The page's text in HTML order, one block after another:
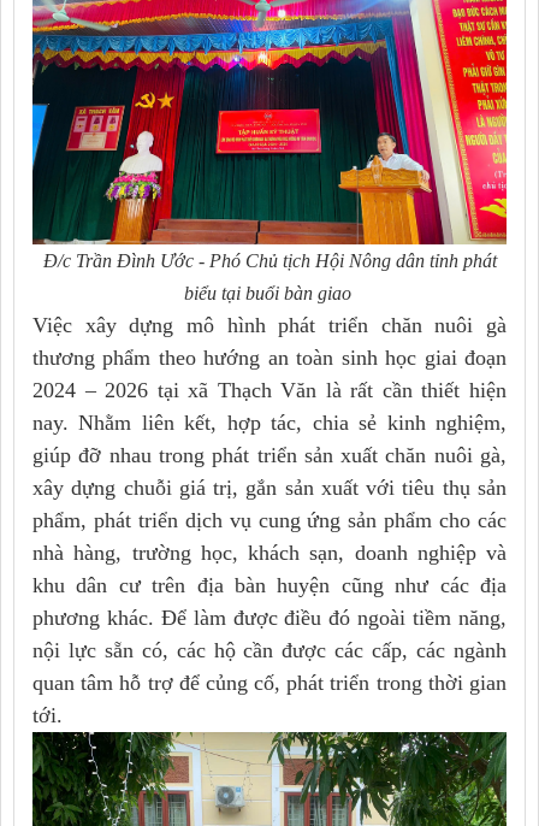
Đ/c Trần Đình Ước - Phó Chủ tịch Hội Nông dân tỉnh phát
biểu tại buổi bàn giao
Việc xây dựng mô hình phát triển chăn nuôi gà
thương phẩm theo hướng an toàn sinh học giai đoạn
2024 – 2026 tại xã Thạch Văn là rất cần thiết hiện
nay. Nhằm liên kết, hợp tác, chia sẻ kinh nghiệm,
giúp đỡ nhau trong phát triển sản xuất chăn nuôi gà,
xây dựng chuỗi giá trị, gắn sản xuất với tiêu thụ sản
phẩm, phát triển dịch vụ cung ứng sản phẩm cho các
nhà hàng, trường học, khách sạn, doanh nghiệp và
khu dân cư trên địa bàn huyện cũng như các địa
phương khác. Để làm được điều đó ngoài tiềm năng,
nội lực sẵn có, các hộ cần được các cấp, các ngành
quan tâm hỗ trợ để củng cố, phát triển trong thời gian
tới.